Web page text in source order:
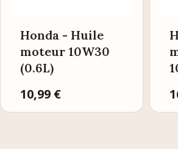
Honda - Huile
moteur 10W30
(0.6L)
Prix
10,99 €